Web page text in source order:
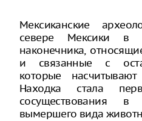
Мексиканские
севере Мексики в
наконечника,
и связанные с
которые
Находка стала
сосуществования
вымершего вида